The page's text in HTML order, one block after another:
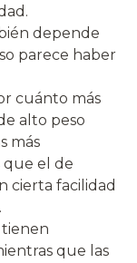
depende
parece haber
cuánto más
alto peso
más
que el de
cierta facilidad
tienen
que las